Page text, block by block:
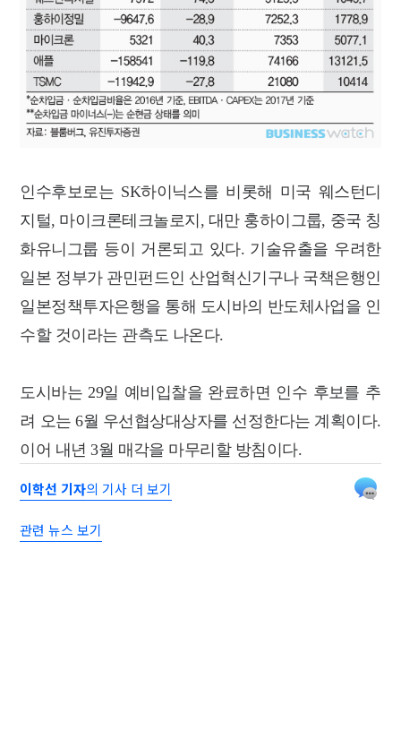
인수후보로는 SK하이닉스를 비롯해 미국 웨스턴디
지털, 마이크론테크놀로지, 대만 훙하이그룹, 중국 칭
화유니그룹 등이 거론되고 있다. 기술유출을 우려한
일본 정부가 관민펀드인 산업혁신기구나 국책은행인
일본정책투자은행을 통해 도시바의 반도체사업을 인
수할 것이라는 관측도 나온다.
도시바는 29일 예비입찰을 완료하면 인수 후보를 추
려 오는 6월 우선협상대상자를 선정한다는 계획이다.
이어 내년 3월 매각을 마무리할 방침이다.
이학선 기자의 기사 더 보기
관련 뉴스 보기